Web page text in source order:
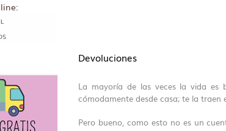
Devoluciones
La mayoría de las veces la vida es
cómodamente desde casa; te la
Pero bueno, como esto no es un